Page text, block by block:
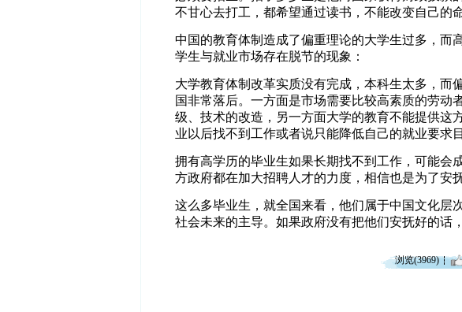
不甘心去打工，都希望通过读书，不能改变自己的
中国的教育体制造成了偏重理论的大学生过多，而
学生与就业市场存在脱节的现象：
大学教育体制改革实质没有完成，本科生太多，而
国非常落后。一方面是市场需要比较高素质的劳动
级、技术的改造，另一方面大学的教育不能提供这
业以后找不到工作或者说只能降低自己的就业要求目
拥有高学历的毕业生如果长期找不到工作，可能会
方政府都在加大招聘人才的力度，相信也是为了安
这么多毕业生，就全国来看，他们属于中国文化层
社会未来的主导。如果政府没有把他们安抚好的话
浏览(3969)